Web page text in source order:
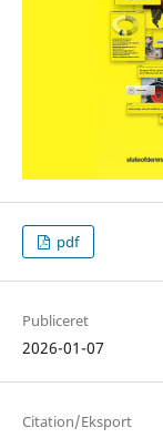
pdf
Publiceret
2026-01-07
Citation/Eksport